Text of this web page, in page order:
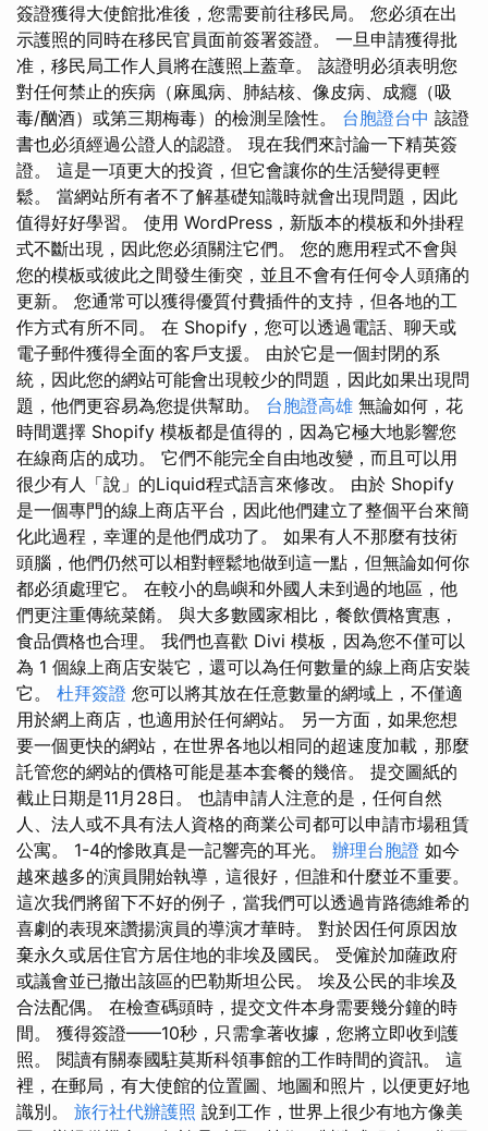
簽證獲得大使館批准後，您需要前往移民局。 您必須在出
示護照的同時在移民官員面前簽署簽證。 一旦申請獲得批
准，移民局工作人員將在護照上蓋章。 該證明必須表明您
對任何禁止的疾病（麻風病、肺結核、像皮病、成癮（吸
毒/酗酒）或第三期梅毒）的檢測呈陰性。 台胞證台中 該證
書也必須經過公證人的認證。 現在我們來討論一下精英簽
證。 這是一項更大的投資，但它會讓你的生活變得更輕
鬆。 當網站所有者不了解基礎知識時就會出現問題，因此
值得好好學習。 使用 WordPress，新版本的模板和外掛程
式不斷出現，因此您必須關注它們。 您的應用程式不會與
您的模板或彼此之間發生衝突，並且不會有任何令人頭痛的
更新。 您通常可以獲得優質付費插件的支持，但各地的工
作方式有所不同。 在 Shopify，您可以透過電話、聊天或
電子郵件獲得全面的客戶支援。 由於它是一個封閉的系
統，因此您的網站可能會出現較少的問題，因此如果出現問
題，他們更容易為您提供幫助。 台胞證高雄 無論如何，花
時間選擇 Shopify 模板都是值得的，因為它極大地影響您
在線商店的成功。 它們不能完全自由地改變，而且可以用
很少有人「說」的Liquid程式語言來修改。 由於 Shopify
是一個專門的線上商店平台，因此他們建立了整個平台來簡
化此過程，幸運的是他們成功了。 如果有人不那麼有技術
頭腦，他們仍然可以相對輕鬆地做到這一點，但無論如何你
都必須處理它。 在較小的島嶼和外國人未到過的地區，他
們更注重傳統菜餚。 與大多數國家相比，餐飲價格實惠，
食品價格也合理。 我們也喜歡 Divi 模板，因為您不僅可以
為 1 個線上商店安裝它，還可以為任何數量的線上商店安裝
它。 杜拜簽證 您可以將其放在任意數量的網域上，不僅適
用於網上商店，也適用於任何網站。 另一方面，如果您想
要一個更快的網站，在世界各地以相同的超速度加載，那麼
託管您的網站的價格可能是基本套餐的幾倍。 提交圖紙的
截止日期是11月28日。 也請申請人注意的是，任何自然
人、法人或不具有法人資格的商業公司都可以申請市場租賃
公寓。 1-4的慘敗真是一記響亮的耳光。 辦理台胞證 如今
越來越多的演員開始執導，這很好，但誰和什麼並不重要。
這次我們將留下不好的例子，當我們可以透過肯路德維希的
喜劇的表現來讚揚演員的導演才華時。 對於因任何原因放
棄永久或居住官方居住地的非埃及國民。 受僱於加薩政府
或議會並已撤出該區的巴勒斯坦公民。 埃及公民的非埃及
合法配偶。 在檢查碼頭時，提交文件本身需要幾分鐘的時
間。 獲得簽證——10秒，只需拿著收據，您將立即收到護
照。 閱讀有關泰國駐莫斯科領事館的工作時間的資訊。 這
裡，在郵局，有大使館的位置圖、地圖和照片，以便更好地
識別。 旅行社代辦護照 說到工作，世界上很少有地方像美